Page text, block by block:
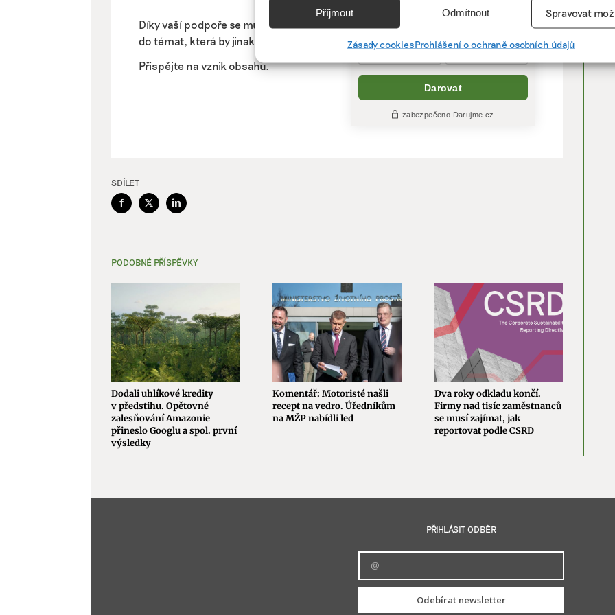
Přiřazování a kombinování údajů z jiných zdrojů údajů, Propojení různých
zařízení, Identifikace zařízení na základě automaticky přenášených
Používání přesných údajů o zeměpisné poloze, Identifikace zařízení na
aktivně vyžádaných informací.
Příjmout Odmítnout Spravovat
Zásady cookiesProhlášení o ochraně osobních údajů
Díky vaší podpoře se můžeme pustit
do témat, která by jinak nevznikla.
Přispějte na vznik obsahu.
SDÍLET
Facebook
X LinkedIn
PODOBNÉ PŘÍSPĚVKY
Dodali uhlíkové kredity
v předstihu. Opětovné
zalesňování Amazonie
přineslo Googlu a spol. první
výsledky
Komentář: Motoristé našli
recept na vedro. Úředníkům
na MŽP nabídli led
Dva roky odkladu končí.
Firmy nad tisíc zaměstnanců
se musí zajímat, jak
reportovat podle CSRD
PŘIHLÁSIT ODBĚR
Odebírat newsletter